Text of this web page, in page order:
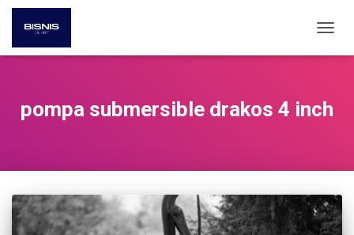
pompa submersible drakos 4 inch